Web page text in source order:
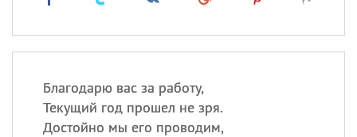
Благодарю вас за работу,
Текущий год прошел не зря.
Достойно мы его проводим,